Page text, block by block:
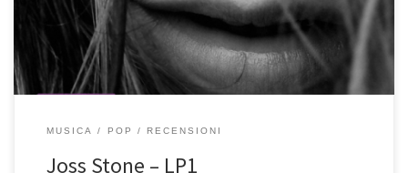
essersi incatenata […]
MUSICA POP RECENSIONI
Joss Stone – LP1